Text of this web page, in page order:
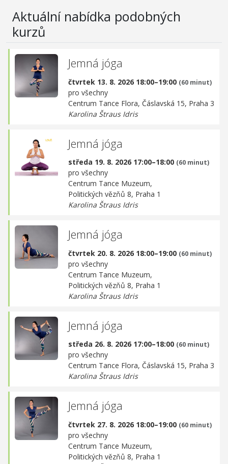
Aktuální nabídka podobných
kurzů
Jemná jóga
čtvrtek 13. 8. 2026 18:00–19:00 (60 minut)
pro všechny
Centrum Tance Flora, Čáslavská 15, Praha 3
Karolina Štraus Idris
Jemná jóga
středa 19. 8. 2026 17:00–18:00 (60 minut)
pro všechny
Centrum Tance Muzeum,
Politických vězňů 8, Praha 1
Karolina Štraus Idris
Jemná jóga
čtvrtek 20. 8. 2026 18:00–19:00 (60 minut)
pro všechny
Centrum Tance Muzeum,
Politických vězňů 8, Praha 1
Karolina Štraus Idris
Jemná jóga
středa 26. 8. 2026 17:00–18:00 (60 minut)
pro všechny
Centrum Tance Flora, Čáslavská 15, Praha 3
Karolina Štraus Idris
Jemná jóga
čtvrtek 27. 8. 2026 18:00–19:00 (60 minut)
pro všechny
Centrum Tance Muzeum,
Politických vězňů 8, Praha 1